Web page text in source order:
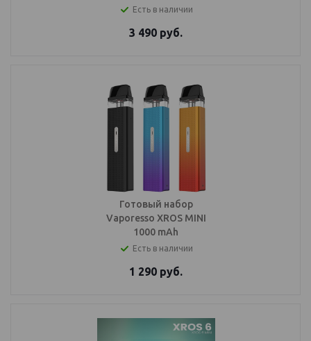
Есть в наличии
3 490 руб.
Готовый набор
Vaporesso XROS MINI
1000 mAh
Есть в наличии
1 290 руб.